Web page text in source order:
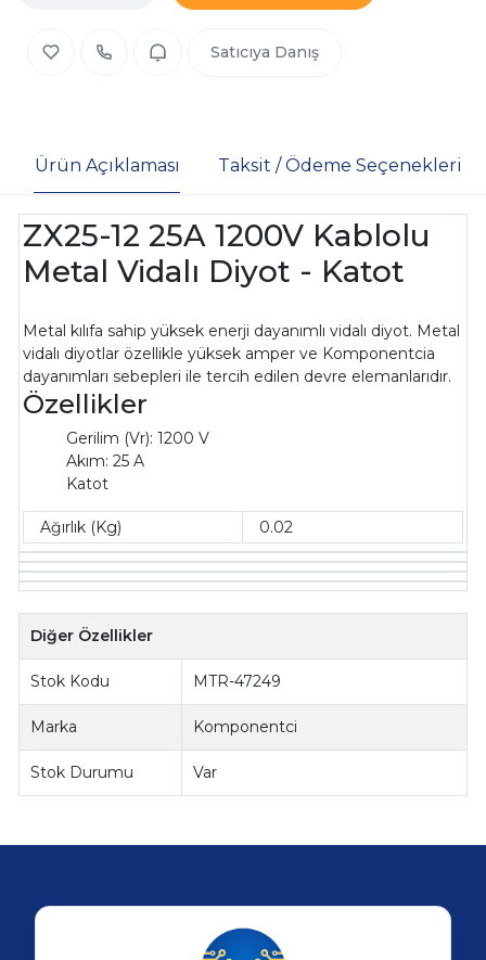
Satıcıya Danış
Ürün Açıklaması Taksit / Ödeme Seçenekleri
ZX25-12 25A 1200V Kablolu
Metal Vidalı Diyot - Katot
Metal kılıfa sahip yüksek enerji dayanımlı vidalı diyot. Metal
vidalı diyotlar özellikle yüksek amper ve Komponentcia
dayanımları sebepleri ile tercih edilen devre elemanlarıdır.
Özellikler
Gerilim (Vr): 1200 V
Akım: 25 A
Katot
Ağırlık (Kg) 0.02
Diğer Özellikler
Stok Kodu MTR-47249
Marka Komponentci
Stok Durumu Var